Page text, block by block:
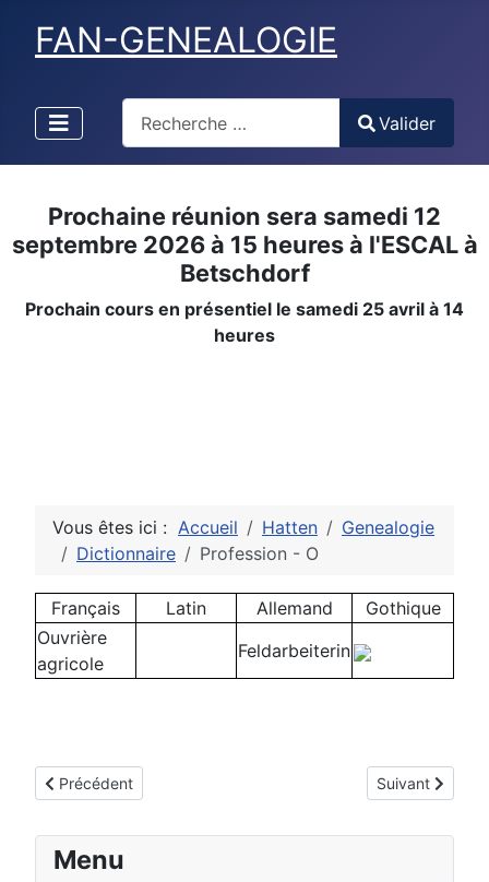
FAN-GENEALOGIE
Type 2 or more characters for results.
Valider
Prochaine réunion sera samedi 12
septembre 2026 à 15 heures à l'ESCAL à
Betschdorf
Prochain cours en présentiel le samedi 25 avril à 14
heures
Vous êtes ici : Accueil Hatten
Genealogie
Dictionnaire
Profession - O
Français Latin Allemand
Gothique
Ouvrière
agricole
Feldarbeiterin
Article précédent : Les nombres
Précédent Article suivant
Suivant
Menu